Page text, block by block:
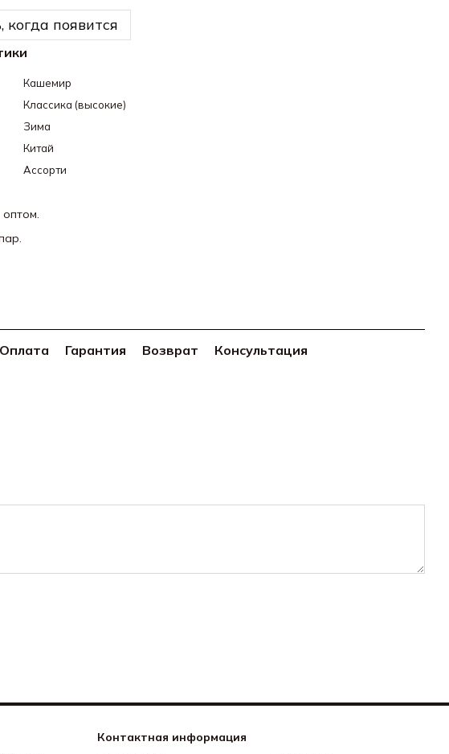
когда появится
Кашемир
Классика (высокие)
Зима
Китай
Ассорти
Оплата Гарантия Возврат Консультация
Контактная информация